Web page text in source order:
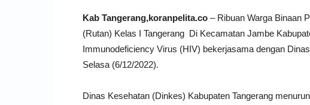
Kab Tangerang,koranpelita.co – Ribuan Warga Binaan
(Rutan) Kelas I Tangerang Di Kecamatan Jambe
Immunodeficiency Virus (HIV) bekerjasama dengan
Selasa (6/12/2022).
Dinas Kesehatan (Dinkes) Kabupaten Tangerang